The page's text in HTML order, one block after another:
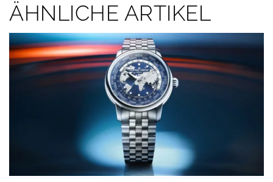
ÄHNLICHE ARTIKEL